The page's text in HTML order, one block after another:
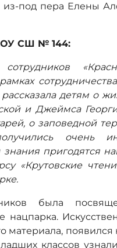
под пера Елены
СШ № 144:
детям о
и Джеймса
о заповедной
очень
пригодятся
«Крутовские
была
материала,
классов